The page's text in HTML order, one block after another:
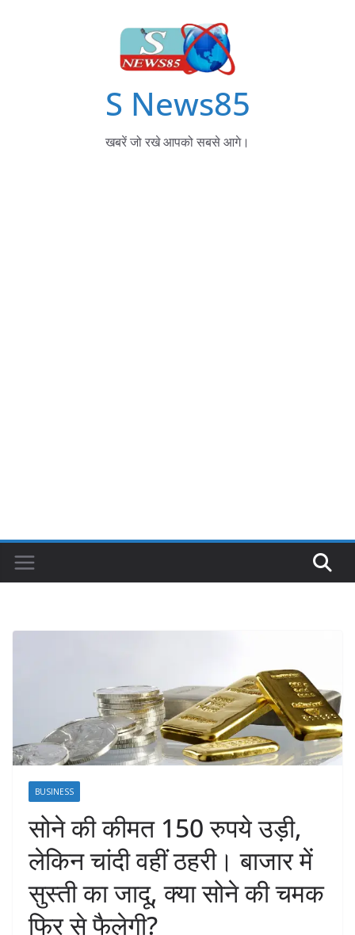
S News85
खबरें जो रखे आपको सबसे आगे।
BUSINESS
सोने की कीमत 150 रुपये उड़ी,
लेकिन चांदी वहीं ठहरी। बाजार में
सुस्ती का जादू, क्या सोने की चमक
फिर से फैलेगी?